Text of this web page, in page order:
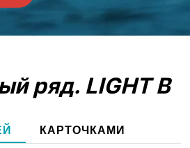
ряд. LIGHT B
КАРТОЧКАМИ